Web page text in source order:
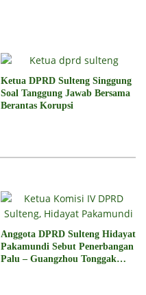
Ketua DPRD Sulteng Singgung
Soal Tanggung Jawab Bersama
Berantas Korupsi
Anggota DPRD Sulteng Hidayat
Pakamundi Sebut Penerbangan
Palu – Guangzhou Tonggak